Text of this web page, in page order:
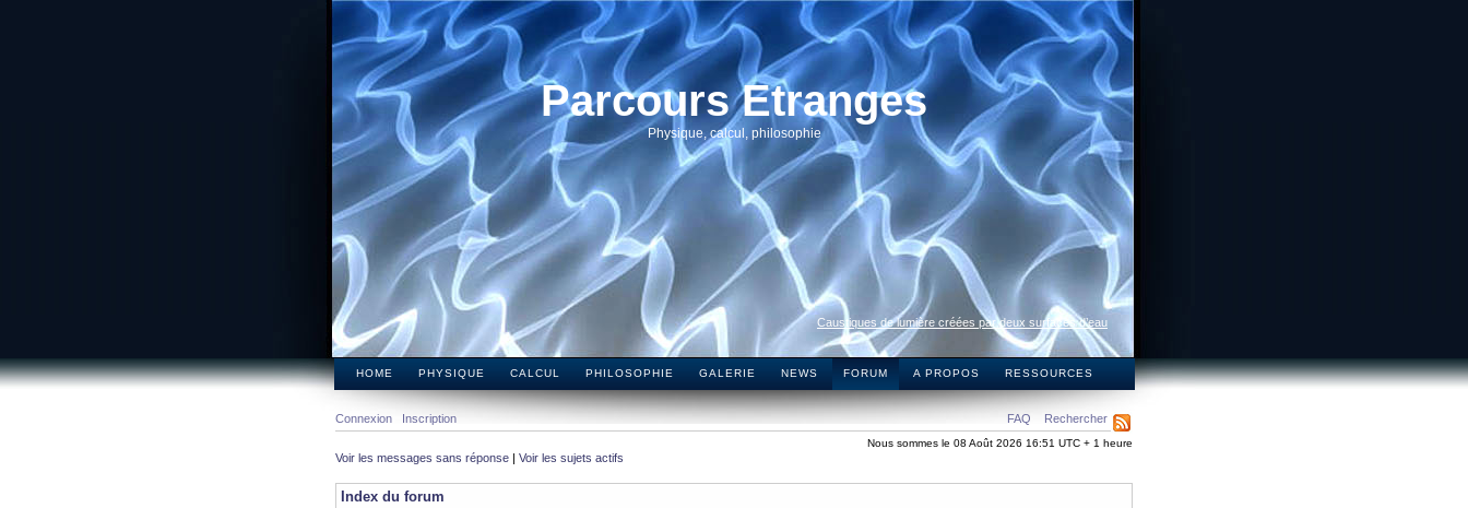
Parcours Etranges
Physique, calcul, philosophie
Caustiques de lumière créées par deux surfaces d’eau
HOME PHYSIQUE CALCUL PHILOSOPHIE GALERIE NEWS FORUM A PROPOS RESSOURCES
FAQ Rechercher
Connexion Inscription
Nous sommes le 08 Août 2026 16:51 UTC + 1 heure
Voir les messages sans réponse | Voir les sujets actifs
Index du forum